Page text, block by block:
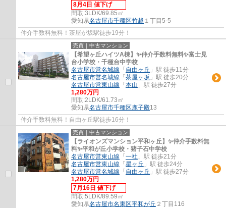
8月4日 値下げ
間取:3LDK/69.85㎡
愛知県名古屋市千種区竹越 １丁目5-5
仲介手数料無料！茶屋が坂駅徒歩19分！
売買｜中古マンション
【希望ヶ丘ハイツA棟】✨️仲介手数料無料✨️富士見
台小学校・千種台中学校
名古屋市営名城線 「 自由ヶ丘 」駅 徒歩11分
名古屋市営名城線 「 茶屋ヶ坂 」駅 徒歩20分
名古屋市営東山線 「 本山 」駅 徒歩27分
1,280万円
間取:2LDK/61.73㎡
愛知県名古屋市千種区鹿子殿13
仲介手数料無料！自由ヶ丘駅徒歩16分！
売買｜中古マンション
【ライオンズマンション平和ヶ丘】✨️仲介手数料無
料✨️平和が丘小学校・猪子石中学校
名古屋市営東山線 「 一社 」駅 徒歩21分
名古屋市営東山線 「 星ヶ丘 」駅 徒歩24分
名古屋市営名城線 「 自由ヶ丘 」駅 徒歩27分
1,280万円
7月16日 値下げ
間取:5LDK/89.59㎡
愛知県名古屋市名東区平和が丘 ２丁目116